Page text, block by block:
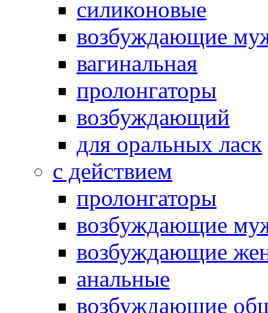
силиконовые
возбуждающие
вагинальная
пролонгаторы
возбуждающий
для оральных ласк
с действием
пролонгаторы
возбуждающие
возбуждающие
анальные
возбуждающие